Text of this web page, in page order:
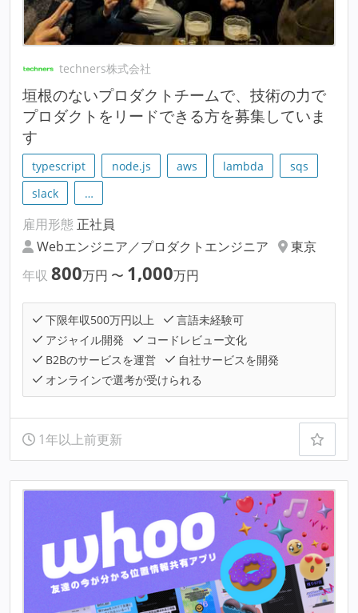
techners株式会社
垣根のないプロダクトチームで、技術の力で
プロダクトをリードできる方を募集していま
す
typescript node.js aws lambda
sqs
slack
…
雇用形態 正社員
Webエンジニア／プロダクトエンジニア
東京
年収 800万円 〜 1,000万円
下限年収500万円以上
言語未経験可
アジャイル開発
コードレビュー文化
B2Bのサービスを運営
自社サービスを開発
オンラインで選考が受けられる
1年以上前更新